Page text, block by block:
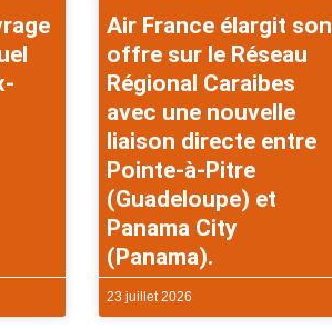
Air France élargit son
offre sur le Réseau
Régional Caraibes
avec une nouvelle
liaison directe entre
Pointe-à-Pitre
(Guadeloupe) et
Panama City
(Panama).
23 juillet 2026